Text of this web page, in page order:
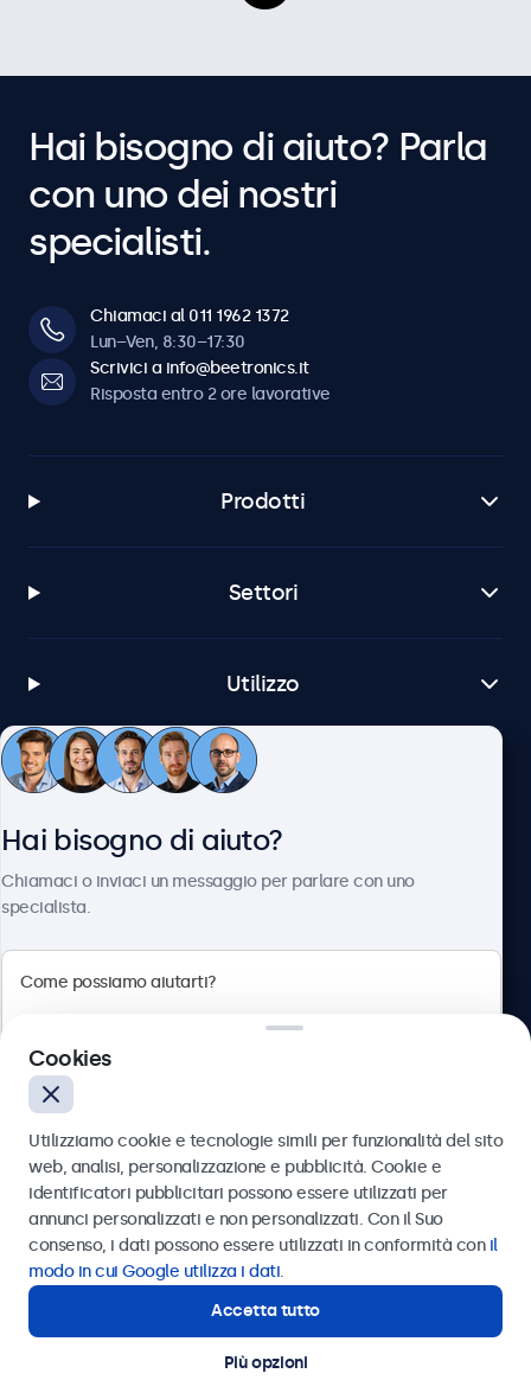
Hai bisogno di aiuto? Parla
con uno dei nostri
specialisti.
Chiamaci al 011 1962 1372
Lun–Ven, 8:30–17:30
Scrivici a info@beetronics.it
Risposta entro 2 ore lavorative
Prodotti
Settori
Utilizzo
Servizio Clienti
Italiano
© 2026 Beetronics
Hai bisogno di aiuto?
Chiamaci o inviaci un messaggio per parlare con uno
specialista.
Inviare
Oppure chiamaci al
Contatta i nostri esperti
Cookies
Utilizziamo cookie e tecnologie simili per funzionalità del sito
web, analisi, personalizzazione e pubblicità. Cookie e
identificatori pubblicitari possono essere utilizzati per
annunci personalizzati e non personalizzati. Con il Suo
consenso, i dati possono essere utilizzati in conformità con il
modo in cui Google utilizza i dati.
Accetta tutto
Più opzioni